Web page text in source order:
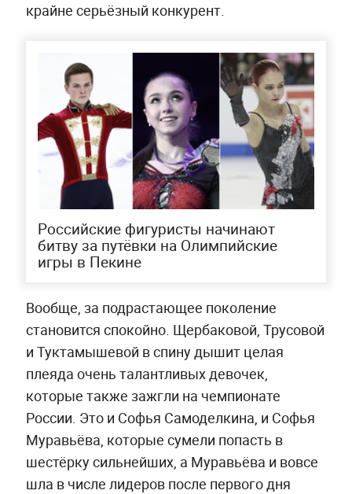
крайне серьёзный конкурент.
Российские фигуристы начинают
битву за путёвки на Олимпийские
игры в Пекине
Вообще, за подрастающее поколение
становится спокойно. Щербаковой, Трусовой
и Туктамышевой в спину дышит целая
плеяда очень талантливых девочек,
которые также зажгли на чемпионате
России. Это и Софья Самоделкина, и Софья
Муравьёва, которые сумели попасть в
шестёрку сильнейших, а Муравьёва и вовсе
шла в числе лидеров после первого дня